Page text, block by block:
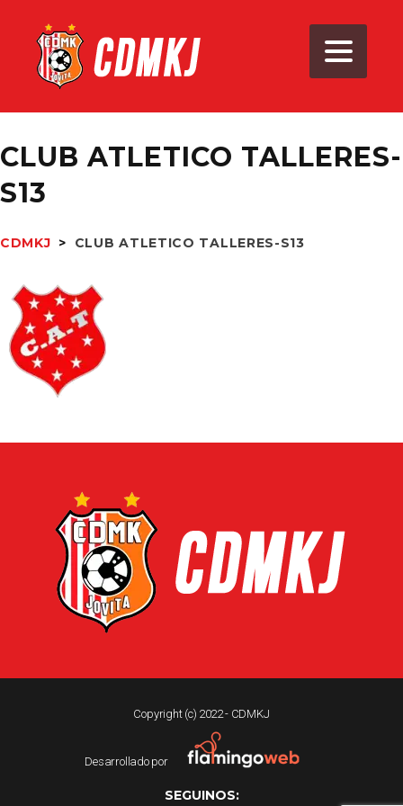
CLUB ATLETICO TALLERES-
S13
CDMKJ > CLUB ATLETICO TALLERES-S13
Copyright (c) 2022 - CDMKJ
Desarrollado por
SEGUINOS: